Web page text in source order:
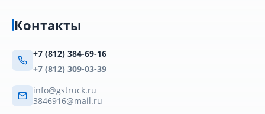
Контакты
+7 (812) 384-69-16
+7 (812) 309-03-39
info@gstruck.ru
3846916@mail.ru